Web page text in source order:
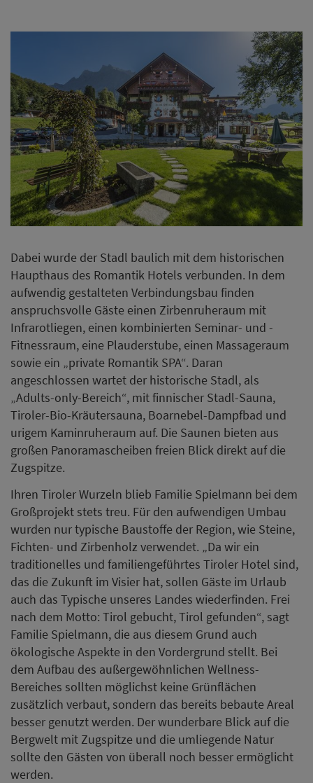
Dabei wurde der Stadl baulich mit dem historischen
Haupthaus des Romantik Hotels verbunden. In dem
aufwendig gestalteten Verbindungsbau finden
anspruchsvolle Gäste einen Zirbenruheraum mit
Infrarotliegen, einen kombinierten Seminar- und -
Fitnessraum, eine Plauderstube, einen Massageraum
sowie ein „private Romantik SPA“. Daran
angeschlossen wartet der historische Stadl, als
„Adults-only-Bereich“, mit finnischer Stadl-Sauna,
Tiroler-Bio-Kräutersauna, Boarnebel-Dampfbad und
urigem Kaminruheraum auf. Die Saunen bieten aus
großen Panoramascheiben freien Blick direkt auf die
Zugspitze.
Ihren Tiroler Wurzeln blieb Familie Spielmann bei dem
Großprojekt stets treu. Für den aufwendigen Umbau
wurden nur typische Baustoffe der Region, wie Steine,
Fichten- und Zirbenholz verwendet. „Da wir ein
traditionelles und familiengeführtes Tiroler Hotel sind,
das die Zukunft im Visier hat, sollen Gäste im Urlaub
auch das Typische unseres Landes wiederfinden. Frei
nach dem Motto: Tirol gebucht, Tirol gefunden“, sagt
Familie Spielmann, die aus diesem Grund auch
ökologische Aspekte in den Vordergrund stellt. Bei
dem Aufbau des außergewöhnlichen Wellness-
Bereiches sollten möglichst keine Grünflächen
zusätzlich verbaut, sondern das bereits bebaute Areal
besser genutzt werden. Der wunderbare Blick auf die
Bergwelt mit Zugspitze und die umliegende Natur
sollte den Gästen von überall noch besser ermöglicht
werden.